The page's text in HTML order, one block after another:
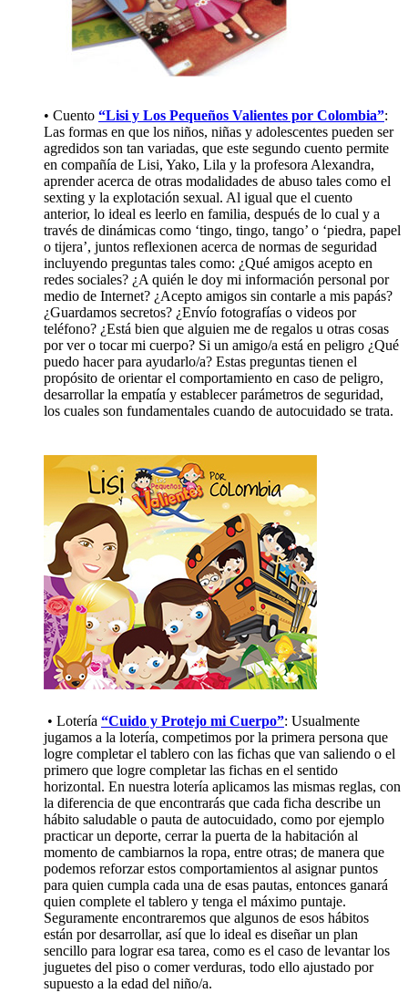
• Cuento “Lisi y Los Pequeños Valientes por Colombia”:
Las formas en que los niños, niñas y adolescentes pueden ser
agredidos son tan variadas, que este segundo cuento permite
en compañía de Lisi, Yako, Lila y la profesora Alexandra,
aprender acerca de otras modalidades de abuso tales como el
sexting y la explotación sexual. Al igual que el cuento
anterior, lo ideal es leerlo en familia, después de lo cual y a
través de dinámicas como ‘tingo, tingo, tango’ o ‘piedra, papel
o tijera’, juntos reflexionen acerca de normas de seguridad
incluyendo preguntas tales como: ¿Qué amigos acepto en
redes sociales? ¿A quién le doy mi información personal por
medio de Internet? ¿Acepto amigos sin contarle a mis papás?
¿Guardamos secretos? ¿Envío fotografías o videos por
teléfono? ¿Está bien que alguien me de regalos u otras cosas
por ver o tocar mi cuerpo? Si un amigo/a está en peligro ¿Qué
puedo hacer para ayudarlo/a? Estas preguntas tienen el
propósito de orientar el comportamiento en caso de peligro,
desarrollar la empatía y establecer parámetros de seguridad,
los cuales son fundamentales cuando de autocuidado se trata.
• Lotería “Cuido y Protejo mi Cuerpo”: Usualmente
jugamos a la lotería, competimos por la primera persona que
logre completar el tablero con las fichas que van saliendo o el
primero que logre completar las fichas en el sentido
horizontal. En nuestra lotería aplicamos las mismas reglas, con
la diferencia de que encontrarás que cada ficha describe un
hábito saludable o pauta de autocuidado, como por ejemplo
practicar un deporte, cerrar la puerta de la habitación al
momento de cambiarnos la ropa, entre otras; de manera que
podemos reforzar estos comportamientos al asignar puntos
para quien cumpla cada una de esas pautas, entonces ganará
quien complete el tablero y tenga el máximo puntaje.
Seguramente encontraremos que algunos de esos hábitos
están por desarrollar, así que lo ideal es diseñar un plan
sencillo para lograr esa tarea, como es el caso de levantar los
juguetes del piso o comer verduras, todo ello ajustado por
supuesto a la edad del niño/a.